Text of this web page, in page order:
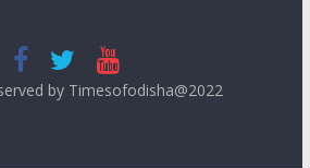
by Timesofodisha@2022